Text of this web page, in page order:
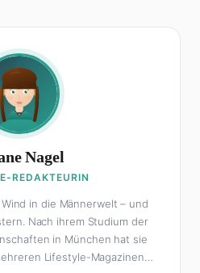
Nagel
REDAKTEURIN
in die Männerwelt – und
Nach ihrem Studium der
in München hat sie
Lifestyle-Magazinen